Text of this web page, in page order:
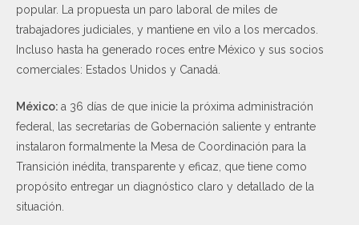
popular. La propuesta un paro laboral de miles de
trabajadores judiciales, y mantiene en vilo a los mercados.
Incluso hasta ha generado roces entre México y sus socios
comerciales: Estados Unidos y Canadá.
México: a 36 días de que inicie la próxima administración
federal, las secretarías de Gobernación saliente y entrante
instalaron formalmente la Mesa de Coordinación para la
Transición inédita, transparente y eficaz, que tiene como
propósito entregar un diagnóstico claro y detallado de la
situación.